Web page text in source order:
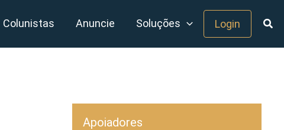
Colunistas Anuncie Soluções Login
Apoiadores